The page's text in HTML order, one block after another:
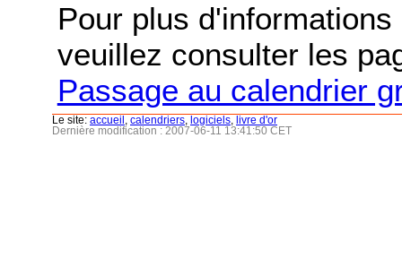
Pour plus
veuillez consulter les
Passage au calendrier
Le site: accueil calendriers logiciels
livre d'or
Dernière modification : 2007-06-11 13:41:50 CET